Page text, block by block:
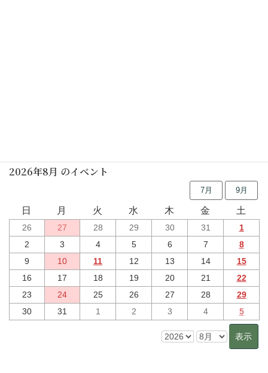
2026年8月 のイベント
7月 9月
日 月 火 水 木 金 土
26 27 28 29 30 31
1
2
3 4 5 6 7
8
9
10 11 12 13 14
15
16
17 18 19 20 21
22
23
24 25 26 27 28
29
30
31 1 2 3 4 5